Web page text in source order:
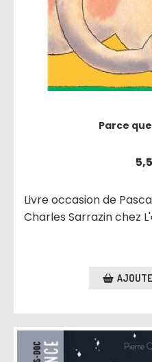
Parce
Livre occasion de
Charles Sarrazin chez